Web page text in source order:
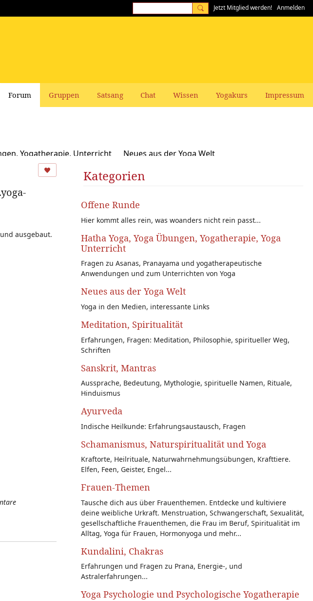
Jetzt Mitglied werden! Anmelden
Forum Gruppen Satsang Chat Wissen Yogakurs Impressum
Yogatherapie, Unterricht
Neues aus der Yoga Welt
und Yoga Frauen-Themen
Vidya
ausgebaut.
Kategorien
Offene Runde
Hier kommt alles rein, was woanders nicht rein passt...
Hatha Yoga, Yoga Übungen, Yogatherapie, Yoga
Unterricht
Fragen zu Asanas, Pranayama und yogatherapeutische
Anwendungen und zum Unterrichten von Yoga
Neues aus der Yoga Welt
Yoga in den Medien, interessante Links
Meditation, Spiritualität
Erfahrungen, Fragen: Meditation, Philosophie, spiritueller Weg,
Schriften
Sanskrit, Mantras
Aussprache, Bedeutung, Mythologie, spirituelle Namen, Rituale,
Hinduismus
Ayurveda
Indische Heilkunde: Erfahrungsaustausch, Fragen
Schamanismus, Naturspiritualität und Yoga
Kraftorte, Heilrituale, Naturwahrnehmungsübungen, Krafttiere.
Elfen, Feen, Geister, Engel...
Frauen-Themen
Tausche dich aus über Frauenthemen. Entdecke und kultiviere
deine weibliche Urkraft. Menstruation, Schwangerschaft, Sexualität,
gesellschaftliche Frauenthemen, die Frau im Beruf, Spiritualität im
Alltag, Yoga für Frauen, Hormonyoga und mehr...
Kundalini, Chakras
Erfahrungen und Fragen zu Prana, Energie-, und
Astralerfahrungen...
Yoga Psychologie und Psychologische Yogatherapie